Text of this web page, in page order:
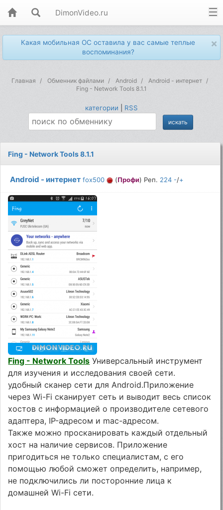
DimonVideo.ru
×
Какая мобильная ОС оставила у вас самые теплые
воспоминания?
Главная Обменник файлами Android
Android - интернет
Fing - Network Tools 8.1.1
категории RSS
Fing - Network Tools 8.1.1
Android - интернет fox500 (Профи) Реп. 224 -/+
Fing - Network Tools Универсальный инструмент
для изучения и исследования своей сети.
удобный сканер сети для Android.Приложение
через Wi-Fi сканирует сеть и выводит весь список
хостов с информацией о производителе сетевого
адаптера, IP-адресом и mac-адресом.
Также можно просканировать каждый отдельный
хост на наличие сервисов. Приложение
пригодиться не только специалистам, с его
помощью любой сможет определить, например,
не подключились ли посторонние лица к
домашней Wi-Fi сети.